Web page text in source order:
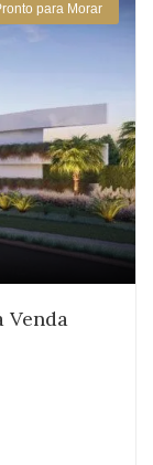
para Morar
Venda